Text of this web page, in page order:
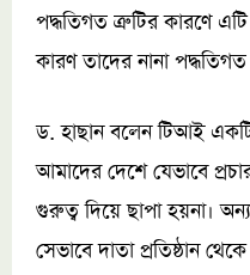
পদ্ধতিগত ত্রুটির কারণে
কারণ তাদের নানা
ড. হাছান বলেন টিআই
আমাদের দেশে যেভাবে
গুরুত্ব দিয়ে ছাপা হয়না।
সেভাবে দাতা প্রতিষ্ঠান